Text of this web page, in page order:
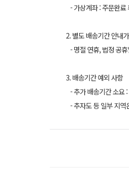
- 가상계좌 : 주문완
2. 별도 배송기간 안내
- 명절 연휴, 법정 공
3. 배송기간 예외 사항
- 추가 배송기간 소요
- 추자도 등 일부 지역